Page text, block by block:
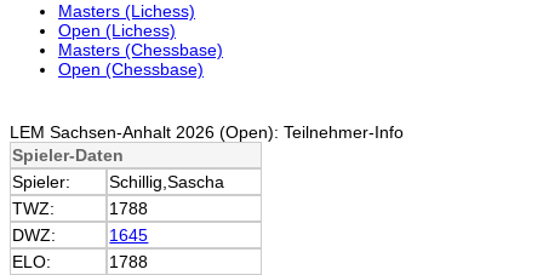
Masters (Lichess)
Open (Lichess)
Masters (Chessbase)
Open (Chessbase)
LEM Sachsen-Anhalt 2026 (Open): Teilnehmer-Info
Spieler-Daten
Spieler:
Schillig,Sascha
TWZ:
1788
DWZ:
1645
ELO:
1788